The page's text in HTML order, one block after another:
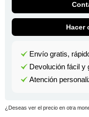
Hacer
Envío gratis,
Devolución fácil y
Atención
¿Deseas ver el precio en otra